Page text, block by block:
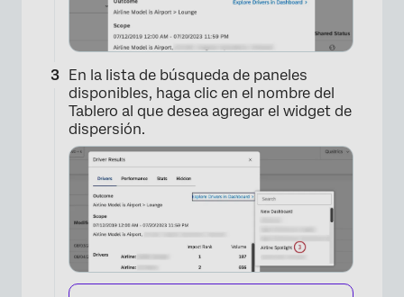
En la lista de búsqueda de paneles
disponibles, haga clic en el nombre del
Tablero al que desea agregar el widget de
dispersión.